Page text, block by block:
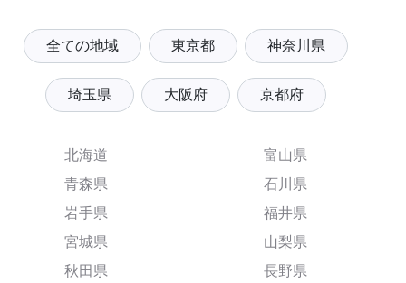
全ての地域 東京都 神奈川県
埼玉県 大阪府 京都府
北海道
青森県
岩手県
宮城県
秋田県
富山県
石川県
福井県
山梨県
長野県